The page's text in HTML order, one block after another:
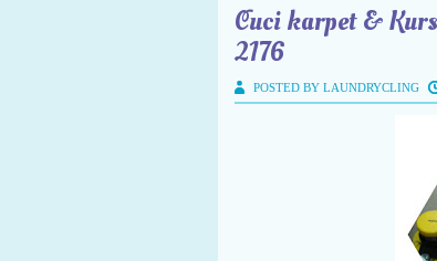
Cuci karpet &
2176
POSTED BY LAUNDRYCLING